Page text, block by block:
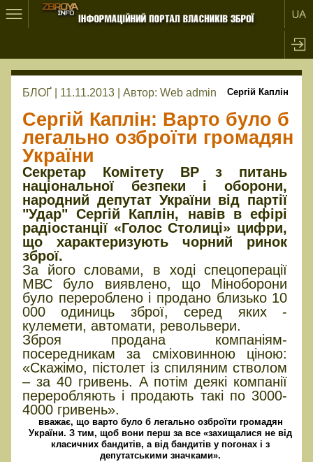
БЛОҐ | 11.11.2013 | Автор: Web admin
Сергій Каплін: Варто було б
легально озброїти громадян
України
Секретар Комітету ВР з питань
національної безпеки і оборони,
народний депутат України від партії
"Удар" Сергій Каплін, навів в ефірі
радіостанції «Голос Столиці» цифри,
що характеризують чорний ринок
зброї.
За його словами, в ході спецоперації
МВС було виявлено, що Міноборони
було перероблено і продано близько 10
000 одиниць зброї, серед яких -
кулемети, автомати, револьвери.
Зброя продана компаніям-
посередникам за сміховинною ціною:
«Скажімо, пістолет із спиляним стволом
– за 40 гривень. А потім деякі компанії
переробляють і продають такі по 3000-
4000 гривень».
Сергій Каплін
вважає, що варто було б легально озброїти громадян
України. З тим, щоб вони перш за все «захищалися не від
класичних бандитів, а від бандитів у погонах і з
депутатськими значками».